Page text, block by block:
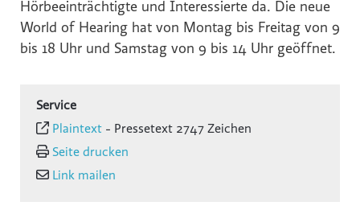
Hörbeeinträchtigte und Interessierte da. Die neue
World of Hearing hat von Montag bis Freitag von 9
bis 18 Uhr und Samstag von 9 bis 14 Uhr geöffnet.
Service
Plaintext - Pressetext 2747 Zeichen
Seite drucken
Link mailen